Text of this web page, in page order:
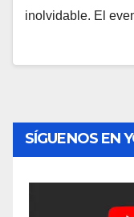
inolvidable. El
SÍGUENOS EN